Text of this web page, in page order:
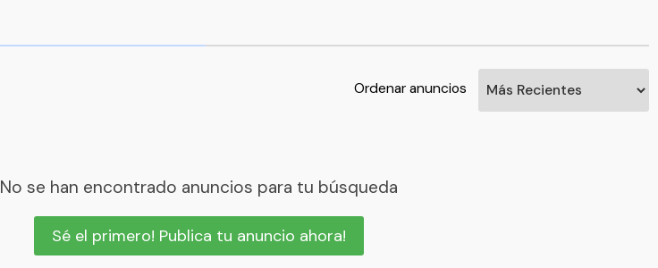
Ordenar anuncios
No se han encontrado anuncios para tu búsqueda
Sé el primero! Publica tu anuncio ahora!